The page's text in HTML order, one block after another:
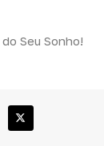
Seu Sonho!